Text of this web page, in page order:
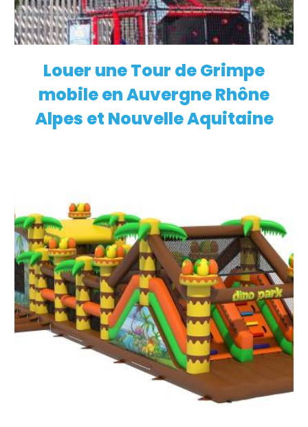
EN SAVOIR PLUS
Louer une Tour de Grimpe
mobile en Auvergne Rhône
Alpes et Nouvelle Aquitaine